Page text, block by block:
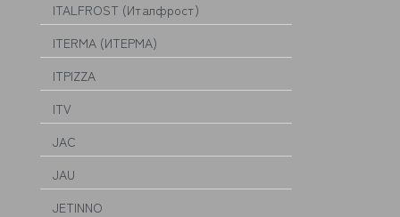
ITALFROST (Италфрост)
ITERMA (ИТЕРМА)
ITPIZZA
ITV
JAC
JAU
JETINNO